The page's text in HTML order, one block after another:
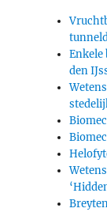
Enkele
den